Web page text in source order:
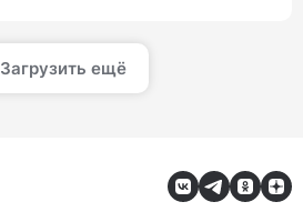
Загрузить ещё